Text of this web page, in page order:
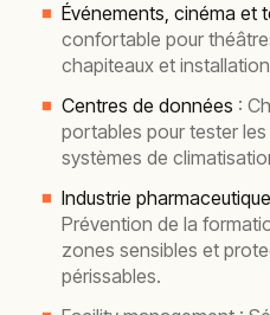
Événements, cinéma et
confortable pour
chapiteaux et
Centres de données :
portables pour tester
systèmes de
Industrie
Prévention de la
zones sensibles et
périssables.